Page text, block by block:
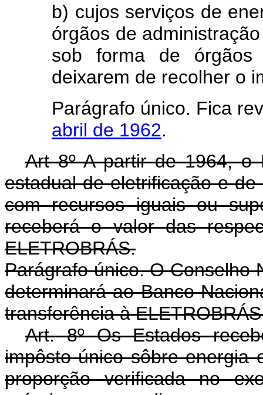
b) cujos serviços de
órgãos de
sob forma de órgãos
deixarem de recolher o
Parágrafo único. Fica
abril de 1962.
Art 8º A partir de 1964, o
estadual de eletrificação e
com recursos iguais ou
receberá o valor das
ELETROBRÁS.
Parágrafo único. O Conselho
determinará ao Banco
transferência à
Art. 8º Os Estados
impôsto único sôbre energia
proporção verificada no